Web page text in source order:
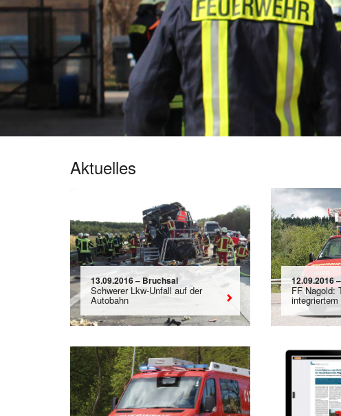
Aktuelles
13.09.2016 – Bruchsal
Schwerer Lkw-Unfall auf der
Autobahn
12.09.2016
FF Nagold: